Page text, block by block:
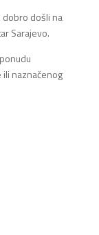
dobro došli na
Sarajevo.
naznačenog